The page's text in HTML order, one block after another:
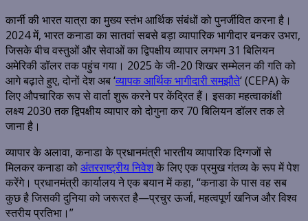
कार्नी की भारत यात्रा का मुख्य स्तंभ आर्थिक संबंधों को पुनर्जीवित करना है।
2024 में, भारत कनाडा का सातवां सबसे बड़ा व्यापारिक भागीदार बनकर उभरा,
जिसके बीच वस्तुओं और सेवाओं का द्विपक्षीय व्यापार लगभग 31 बिलियन
अमेरिकी डॉलर तक पहुंच गया। 2025 के जी-20 शिखर सम्मेलन की गति को
आगे बढ़ाते हुए, दोनों देश अब ‘व्यापक आर्थिक भागीदारी समझौते‘ (CEPA) के
लिए औपचारिक रूप से वार्ता शुरू करने पर केंद्रित हैं। इसका महत्वाकांक्षी
लक्ष्य 2030 तक द्विपक्षीय व्यापार को दोगुना कर 70 बिलियन डॉलर तक ले
जाना है।
व्यापार के अलावा, कनाडा के प्रधानमंत्री भारतीय व्यापारिक दिग्गजों से
मिलकर कनाडा कोअंतरराष्ट्रीय निवेशके लिए एक प्रमुख गंतव्य के रूप में पेश
करेंगे। प्रधानमंत्री कार्यालय ने एक बयान में कहा, “कनाडा के पास वह सब
कुछ है जिसकी दुनिया को जरूरत है—प्रचुर ऊर्जा, महत्वपूर्ण खनिज और विश्व
स्तरीय प्रतिभा।”